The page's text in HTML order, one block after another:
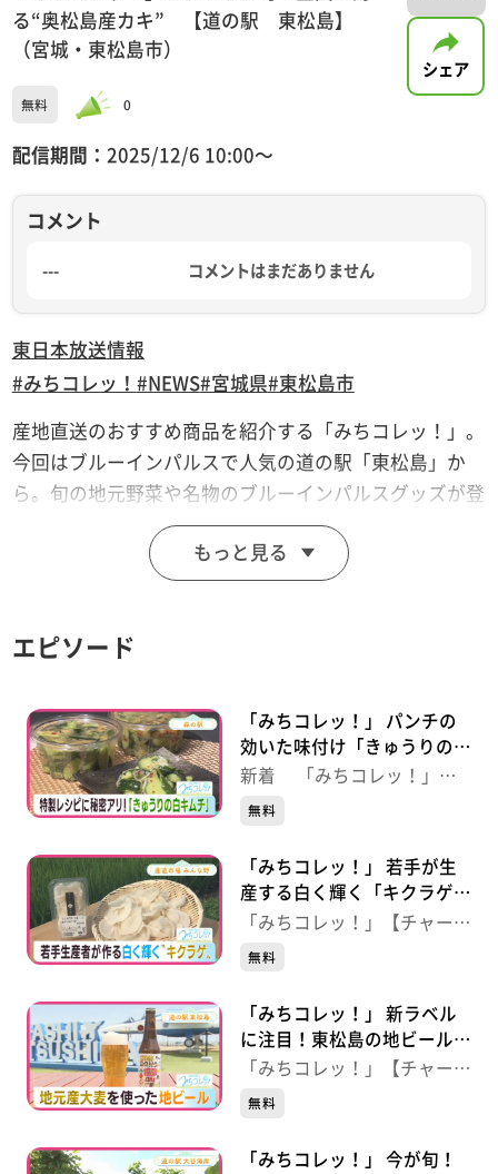
る“奥松島産カキ” 【道の駅 東松島】
（宮城・東松島市）
無料 0
配信期間： 2025/12/6 10:00〜
シェア
コメント
--- コメントはまだありません
東日本放送情報
#みちコレッ！ #NEWS#宮城県#東松島市
産地直送のおすすめ商品を紹介する「みちコレッ！」。
今回はブルーインパルスで人気の道の駅「東松島」か
ら。旬の地元野菜や名物のブルーインパルスグッズが登
場。更に、これからますますおいしくなる奥松島鳴瀬産
のカキ。日本一！？ともいえるおいしさなんです。
【放送日】2025年11月25日(火)
もっと見る
エピソード
「みちコレッ！」 パンチの
効いた味付け「きゅうりの白
キムチ」【青葉区・森の駅】
新着 「みちコレッ！」
【チャージ！】
無料
「みちコレッ！」 若手が生
産する白く輝く「キクラゲ」
【蔵王町・産直市場みんな
「みちコレッ！」【チャー
ジ！】
無料
「みちコレッ！」 新ラベル
に注目！東松島の地ビール
【東松島・GRAND HOPE】
「みちコレッ！」【チャー
ジ！】
無料
「みちコレッ！」 今が旬！